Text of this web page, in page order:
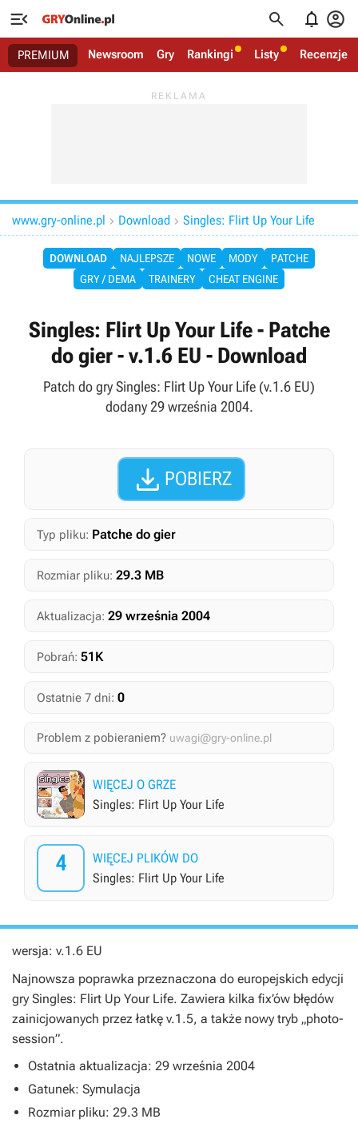
   
PREMIUM Newsroom Gry Rankingi Listy Recenzje
www.gry-online.pl  Download  Singles: Flirt Up Your Life
DOWNLOAD NAJLEPSZE NOWE MODY
PATCHE
GRY / DEMA
TRAINERY CHEAT ENGINE
Singles: Flirt Up Your Life - Patche
do gier - v.1.6 EU - Download
Patch do gry Singles: Flirt Up Your Life (v.1.6 EU)
dodany 29 września 2004.
 POBIERZ
Typ pliku: Patche do gier
Rozmiar pliku: 29.3 MB
Aktualizacja: 29 września 2004
Pobrań: 51K
Ostatnie 7 dni: 0
Problem z pobieraniem? uwagi@gry-online.pl
WIĘCEJ O GRZE
Singles: Flirt Up Your Life
4
WIĘCEJ PLIKÓW DO
Singles: Flirt Up Your Life
wersja: v.1.6 EU
Najnowsza poprawka przeznaczona do europejskich edycji
gry Singles: Flirt Up Your Life. Zawiera kilka fix’ów błędów
zainicjowanych przez łatkę v.1.5, a także nowy tryb „photo-
session”.
Ostatnia aktualizacja: 29 września 2004
Gatunek: Symulacja
Rozmiar pliku: 29.3 MB